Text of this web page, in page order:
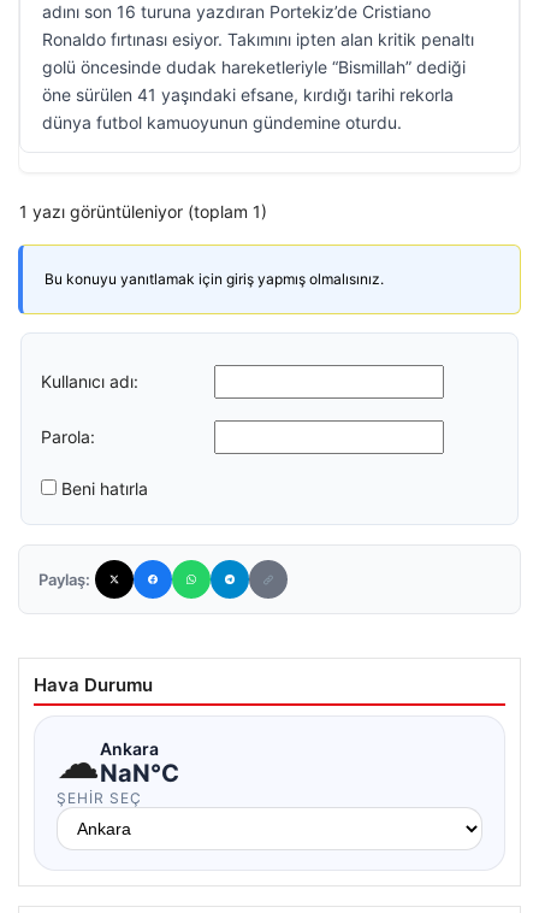
adını son 16 turuna yazdıran Portekiz’de Cristiano
Ronaldo fırtınası esiyor. Takımını ipten alan kritik penaltı
golü öncesinde dudak hareketleriyle “Bismillah” dediği
öne sürülen 41 yaşındaki efsane, kırdığı tarihi rekorla
dünya futbol kamuoyunun gündemine oturdu.
1 yazı görüntüleniyor (toplam 1)
Bu konuyu yanıtlamak için giriş yapmış olmalısınız.
Kullanıcı adı:
Parola:
Beni hatırla
Paylaş:
Hava Durumu
☁Ankara
NaN°C
ŞEHIR SEÇ